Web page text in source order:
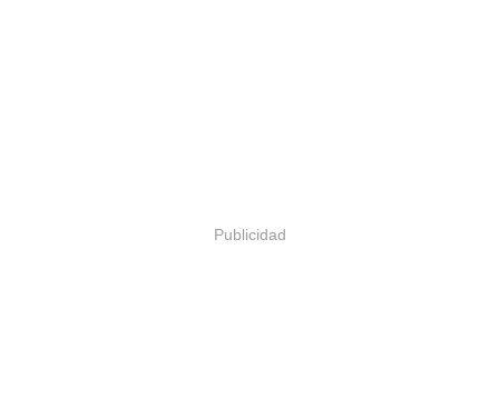
Publicidad